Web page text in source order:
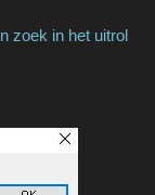
zoek in het uitrol